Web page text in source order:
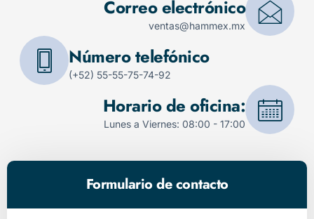
Formulario de contacto
Correo electrónico
ventas@hammex.mx
Número telefónico
(+52) 55-55-75-74-92
Horario de oficina:
Lunes a Viernes: 08:00 - 17:00